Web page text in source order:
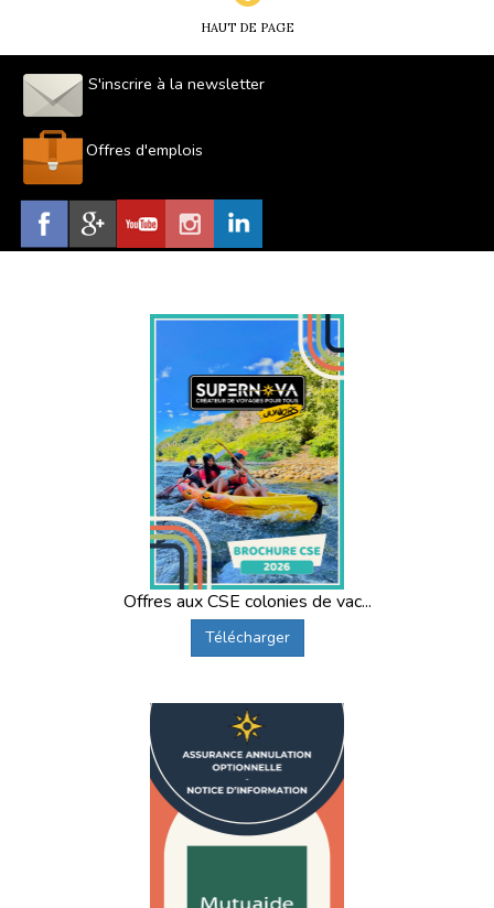
HAUT DE PAGE
S'inscrire à la newsletter
Offres d'emplois
Offres aux CSE colonies de vac...
Télécharger